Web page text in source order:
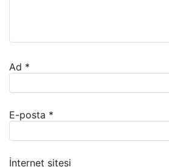
Ad *
E-posta *
İnternet sitesi